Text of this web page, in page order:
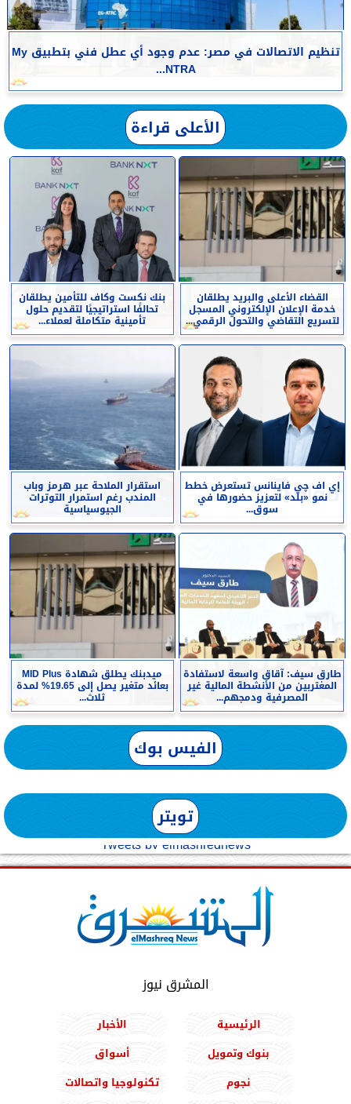
تنظيم الاتصالات في مصر: عدم وجود أي عطل فني بتطبيق My
NTRA...
الأعلى قراءة
القضاء الأعلى والبريد يطلقان
خدمة الإعلان الإلكتروني المسجل
لتسريع التقاضي والتحول الرقمي...
بنك نكست وكاف للتأمين يطلقان
تحالفًا استراتيجيًا لتقديم حلول
تأمينية متكاملة لعملاء...
إي اف چي فاينانس تستعرض خطط
نمو «بلد» لتعزيز حضورها في
سوق...
استقرار الملاحة عبر هرمز وباب
المندب رغم استمرار التوترات
الجيوسياسية
طارق سيف: آقاق واسعة لاستفادة
المغتربين من الأنشطة المالية غير
المصرفية ودمجهم...
ميدبنك يطلق شهادة MID Plus
بعائد متغير يصل إلى 19.65% لمدة
ثلاث...
الفيس بوك
تويتر
Tweets by elmashreqnews
المشرق نيوز
الرئيسية
الأخبار
بنوك وتمويل
أسواق
نجوم
تكنولوجيا واتصالات